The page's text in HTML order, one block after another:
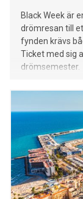
Black Week är
drömresan till
fynden krävs
Ticket med sig
drömsemester.